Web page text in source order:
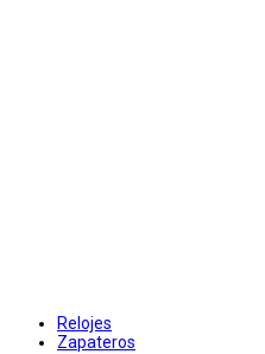
Relojes
Zapateros